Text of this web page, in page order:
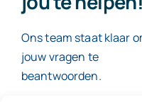
Ons team staat klaar
jouw vragen te
beantwoorden.